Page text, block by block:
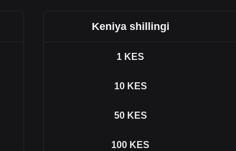
Keniya shillingi
1 KES
10 KES
50 KES
100 KES